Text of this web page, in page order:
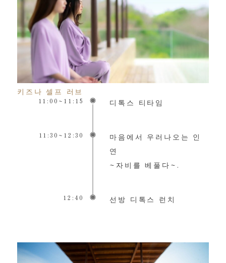
키즈나 셀프 러브
11:00~11:15 디톡스 티타임
11:30~12:30
마음에서 우러나오는 인
연
~자비를 베풀다~.
12:40 선방 디톡스 런치